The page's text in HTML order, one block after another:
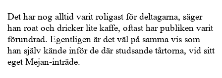
Det har nog alltid varit roligast för deltagarna, säger
han roat och dricker lite kaffe, oftast har publiken varit
förundrad. Egentligen är det väl på samma vis som
han själv kände inför de där studsande tårtorna, vid sitt
eget Mejan-inträde.